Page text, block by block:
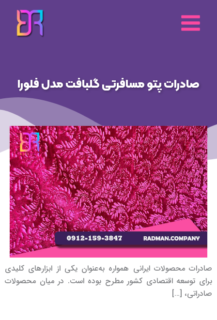
محتوا
صادرات پتو مسافرتی گلبافت مدل فلورا
صادرات محصولات ایرانی همواره به‌عنوان یکی از ابزارهای کلیدی
برای توسعه اقتصادی کشور مطرح بوده است. در میان محصولات
صادراتی، […]